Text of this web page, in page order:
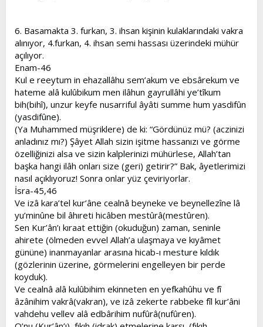
6. Basamakta 3. furkan, 3. ihsan kişinin kulaklarındaki vakra
alınıyor, 4.furkan, 4. ihsan semi hassası üzerindeki mühür
açılıyor.
Enam-46
Kul e reeytum in ehazallâhu sem’akum ve ebsârekum ve
hateme alâ kulûbikum men ilâhun gayrullâhi ye’tîkum
bih(bihî), unzur keyfe nusarriful âyâti summe hum yasdifûn
(yasdifûne).
(Ya Muhammed müşriklere) de ki: “Gördünüz mü? (aczinizi
anladınız mı?) Şâyet Allah sizin işitme hassanızı ve görme
özelliğinizi alsa ve sizin kalplerinizi mühürlese, Allah’tan
başka hangi ilâh onları size (geri) getirir?” Bak, âyetlerimizi
nasıl açıklıyoruz! Sonra onlar yüz çeviriyorlar.
İsra-45,46
Ve izâ kara’tel kur’âne cealnâ beyneke ve beynellezîne lâ
yu’minûne bil âhıreti hicâben mestûrâ(mestûren).
Sen Kur’ân’ı kıraat ettiğin (okuduğun) zaman, seninle
ahirete (ölmeden evvel Allah’a ulaşmaya ve kıyâmet
gününe) inanmayanlar arasına hicab-ı mesture kıldık
(gözlerinin üzerine, görmelerini engelleyen bir perde
koyduk).
Ve cealnâ alâ kulûbihim ekinneten en yefkahûhu ve fî
âzânihim vakrâ(vakran), ve izâ zekerte rabbeke fîl kur’âni
vahdehu vellev alâ edbârihim nufûrâ(nufûren).